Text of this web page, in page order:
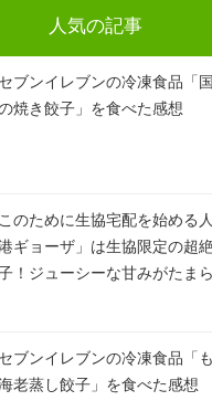
人気の記事
セブンイレブンの冷凍食品「
焼き餃子」を食べた感想
このために生協宅配を始める
ギョーザ」は生協限定の超
！ジューシーな甘みがたま
セブンイレブンの冷凍食品「
老蒸し餃子」を食べた感想